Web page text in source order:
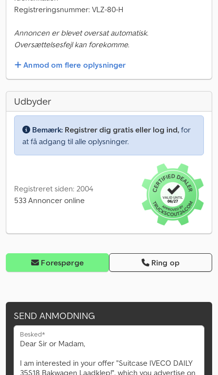
Registreringsnummer: VLZ-80-H
Annoncen er blevet oversat automatisk.
Oversættelsesfejl kan forekomme.
Anmod om flere oplysninger
Udbyder
Bemærk: Registrer dig gratis eller log ind, for
at få adgang til alle oplysninger.
Registreret siden: 2004
533 Annoncer online
Forespørge Ring op
SEND ANMODNING
Besked*